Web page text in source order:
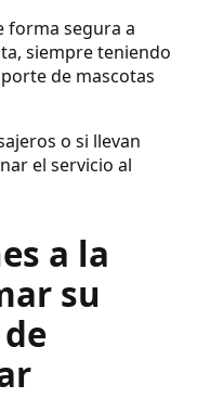
forma segura a
siempre teniendo
de mascotas
o si llevan
el servicio al
a la
su